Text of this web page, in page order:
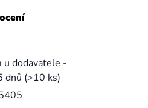
u dodavatele -
dnů (>10 ks)